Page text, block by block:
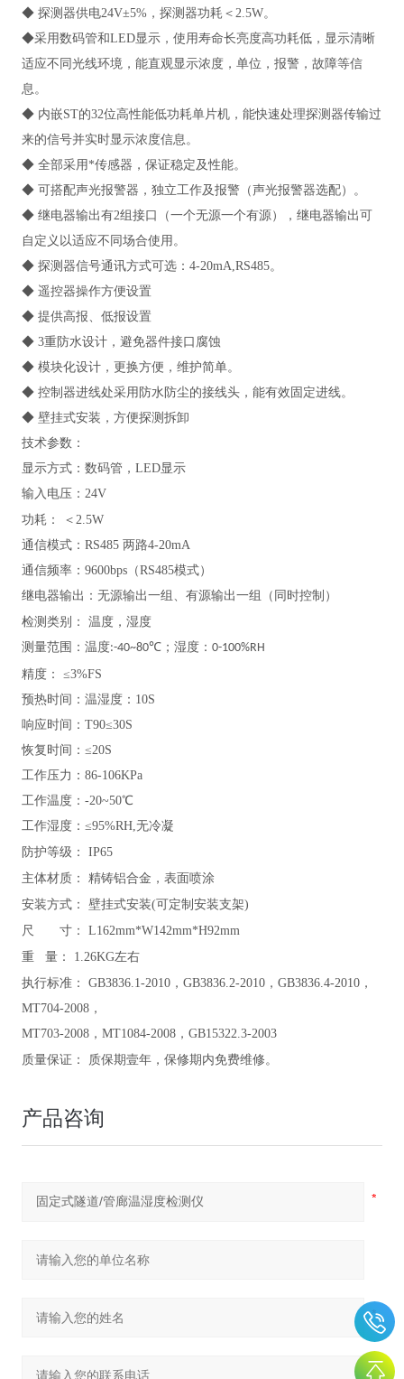
◆ 探测器供电24V±5%，探测器功耗＜2.5W。
◆采用数码管和LED显示，使用寿命长亮度高功耗低，显示清晰
适应不同光线环境，能直观显示浓度，单位，报警，故障等信
息。
◆ 内嵌ST的32位高性能低功耗单片机，能快速处理探测器传输过
来的信号并实时显示浓度信息。
◆ 全部采用*传感器，保证稳定及性能。
◆ 可搭配声光报警器，独立工作及报警（声光报警器选配）。
◆ 继电器输出有2组接口（一个无源一个有源），继电器输出可
自定义以适应不同场合使用。
◆ 探测器信号通讯方式可选：4-20mA,RS485。
◆ 遥控器操作方便设置
◆ 提供高报、低报设置
◆ 3重防水设计，避免器件接口腐蚀
◆ 模块化设计，更换方便，维护简单。
◆ 控制器进线处采用防水防尘的接线头，能有效固定进线。
◆ 壁挂式安装，方便探测拆卸
技术参数：
显示方式：数码管，LED显示
输入电压：24V
功耗：
＜2.5W
通信模式：RS485 两路4-20mA
通信频率：9600bps（RS485模式）
继电器输出：无源输出一组、有源输出一组（同时控制）
检测 类别 ：
温度，湿度
测量范围： 温度:-40~80℃；湿度：0-100%RH
精度：
≤3%FS
预热时间：温湿度：10S
响应时间：T90≤30S
恢复时间：≤20S
工作压力：86-106KPa
工作温度：-20~50℃
工作湿度：≤95%RH,无冷凝
防护等级：
IP65
主体材质：
精铸铝合金，表面喷涂
安装方式：
壁挂式安装(可定制安装支架)
尺 寸：
L162mm*W142mm*H92mm
重 量：
1.26KG左右
执行标准：
GB3836.1-2010，GB3836.2-2010，GB3836.4-2010，
MT704-2008，
MT703-2008，MT1084-2008，GB15322.3-2003
质量保证：
质保期壹年，保修期内免费维修。
产品咨询